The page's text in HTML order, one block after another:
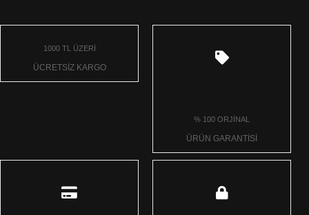
1000 TL ÜZERİ
ÜCRETSİZ KARGO
% 100 ORJİNAL
ÜRÜN GARANTİSİ